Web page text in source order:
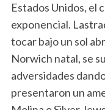
Estados Unidos, el
exponencial.
tocar bajo un sol
Norwich natal, se
adversidades
presentaron un